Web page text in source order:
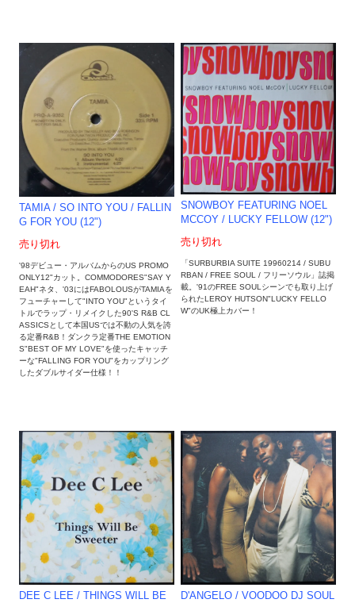
TAMIA / SO INTO YOU / FALLIN
G FOR YOU (12")
売り切れ
'98デビュー・アルバムからのUS PROMO
ONLY12"カット。COMMODORES"SAY Y
EAH"ネタ、'03にはFABOLOUSがTAMIAを
フューチャーして"INTO YOU"というタイ
トルでラップ・リメイクした90'S R&B CL
ASSICSとして本国USでは不動の人気を誇
る定番R&B！ダンクラ定番THE EMOTION
S"BEST OF MY LOVE"を使ったキャッチ
ーな"FALLING FOR YOU"をカップリング
したダブルサイダー仕様！！
SNOWBOY FEATURING NOEL
MCCOY / LUCKY FELLOW (12")
売り切れ
「SURBURBIA SUITE 19960214 / SUBU
RBAN / FREE SOUL / フリーソウル」誌掲
載。'91のFREE SOULシーンでも取り上げ
られたLEROY HUTSON"LUCKY FELLO
W"のUK極上カバー！
DEE C LEE / THINGS WILL BE
D'ANGELO / VOODOO DJ SOUL